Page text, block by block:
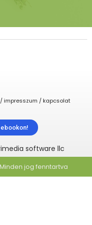
impresszum / kapcsolat
software llc
jog fenntartva